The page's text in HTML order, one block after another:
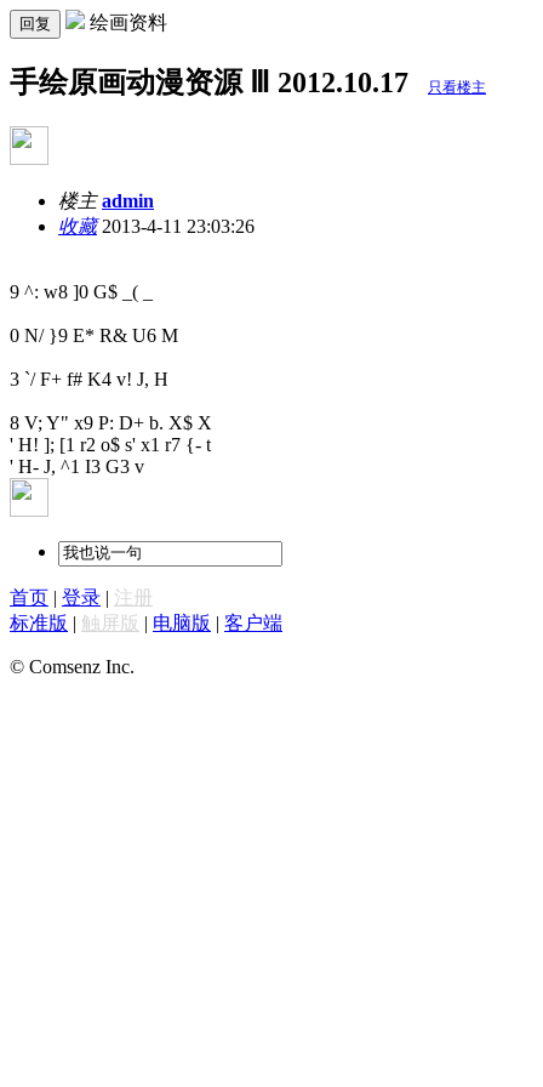
回复 绘画资料
手绘原画动漫资源 Ⅲ 2012.10.17 只看楼主
楼主 admin
收藏2013-4-11 23:03:26
9 ^: w8 ]0 G$ _( _
0 N/ }9 E* R& U6 M
3 `/ F+ f# K4 v! J, H
8 V; Y" x9 P: D+ b. X$ X
' H! ]; [1 r2 o$ s' x1 r7 {- t
' H- J, ^1 I3 G3 v
首页 | 登录 | 注册
标准版 | 触屏版 | 电脑版 | 客户端
© Comsenz Inc.